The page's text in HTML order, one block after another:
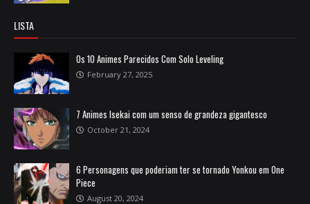
LISTA
Os 10 Animes Parecidos Com Solo Leveling
February 27, 2025
7 Animes Isekai com um senso de grandeza gigantesco
October 21, 2024
6 Personagens que poderiam ter se tornado Yonkou em One
Piece
August 20, 2024